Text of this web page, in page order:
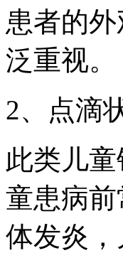
患者的
泛重视。
2、点滴
此类儿
童患病
体发炎